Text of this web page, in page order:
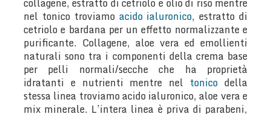
nel tonico troviamo acido ialuronico, estratto di
cetriolo e bardana per un effetto normalizzante e
purificante. Collagene, aloe vera ed emollienti
naturali sono tra i componenti della crema base
per pelli normali/secche che ha proprietà
idratanti e nutrienti mentre nel tonico della
stessa linea troviamo acido ialuronico, aloe vera e
mix minerale. L’intera linea è priva di parabeni,